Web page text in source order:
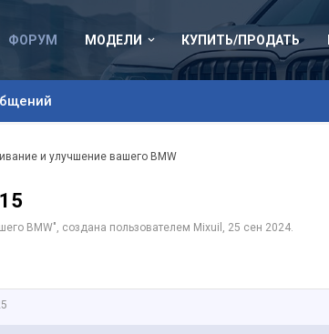
ФОРУМ МОДЕЛИ КУПИТЬ/ПРОДАТЬ
и улучшение вашего BMW
BMW", создана пользователем Mixuil , 25 сен 2024.